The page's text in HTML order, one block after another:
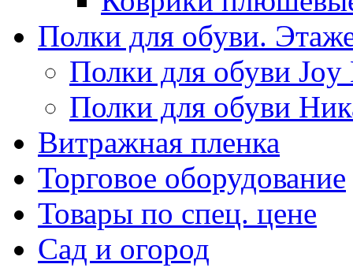
Полки для обуви.
Полки для обуви Joy
Полки для обуви
Витражная пленка
Торговое оборудование
Товары по спец. цене
Сад и огород